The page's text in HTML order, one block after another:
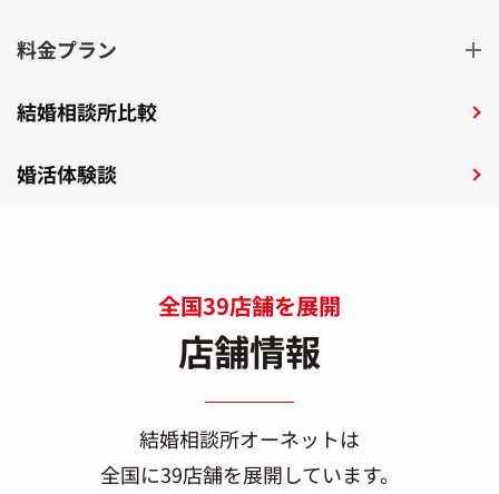
料金プラン
結婚相談所比較
婚活体験談
全国39店舗を展開
店舗情報
結婚相談所オーネットは
全国に39店舗を展開しています。